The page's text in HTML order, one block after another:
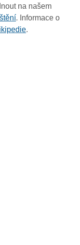
na našem
. Informace o
.